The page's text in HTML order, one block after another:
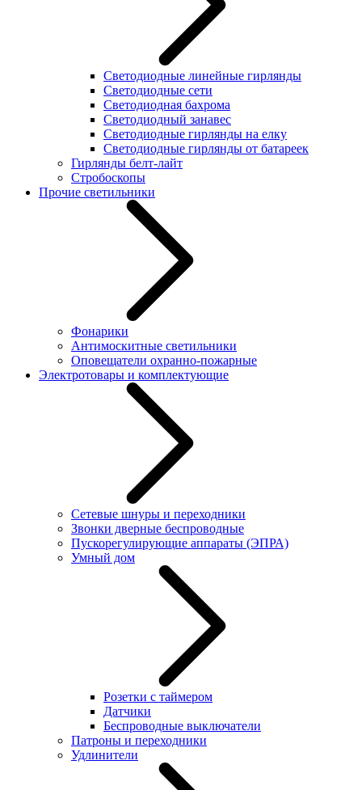
Светодиодные линейные гирлянды
Светодиодные сети
Светодиодная бахрома
Светодиодный занавес
Светодиодные гирлянды на елку
Светодиодные гирлянды от батареек
Гирлянды белт-лайт
Стробоскопы
Прочие светильники
Фонарики
Антимоскитные светильники
Оповещатели охранно-пожарные
Электротовары и комплектующие
Сетевые шнуры и переходники
Звонки дверные беспроводные
Пускорегулирующие аппараты (ЭПРА)
Умный дом
Розетки с таймером
Датчики
Беспроводные выключатели
Патроны и переходники
Удлинители